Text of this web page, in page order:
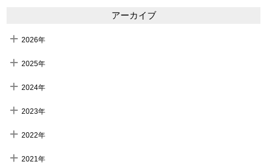
アーカイブ
2026年
2025年
2024年
2023年
2022年
2021年